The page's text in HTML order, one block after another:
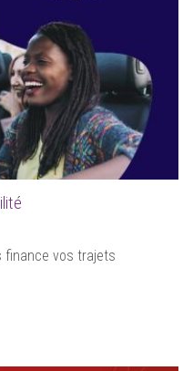
finance vos trajets